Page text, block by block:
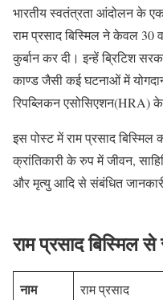
भारतीय स्वतंत्रता आंदोलन के
राम प्रसाद बिस्मिल ने केवल 30
कुर्बान कर दी। इन्हें ब्रिटिश
काण्ड जैसी कई घटनाओं में
रिपब्लिकन एसोसिएशन(HRA)
इस पोस्ट में राम प्रसाद बिस्मिल
क्रांतिकारी के रुप में जीवन,
और मृत्यु आदि से संबंधित
राम प्रसाद बिस्मिल
नाम राम प्रसाद